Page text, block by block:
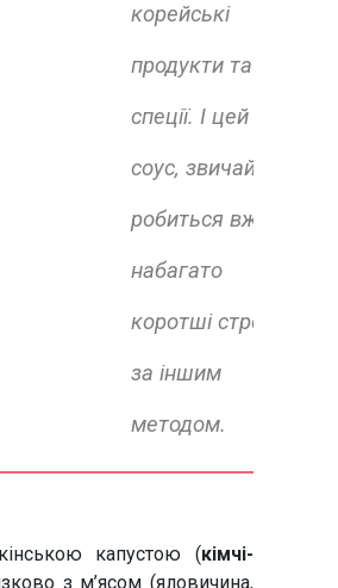
корейські
продукти та
спеції. І цей
соус, звичайно,
робиться вже в
набагато
коротші строки і
за іншим
методом.
капустою (кімчі-
з м’ясом (яловичина,